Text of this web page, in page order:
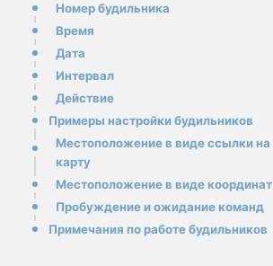
Номер будильника
Время
Дата
Интервал
Действие
Примеры настройки будильников
Местоположение в виде ссылки на
карту
Местоположение в виде координат
Пробуждение и ожидание команд
Примечания по работе будильников